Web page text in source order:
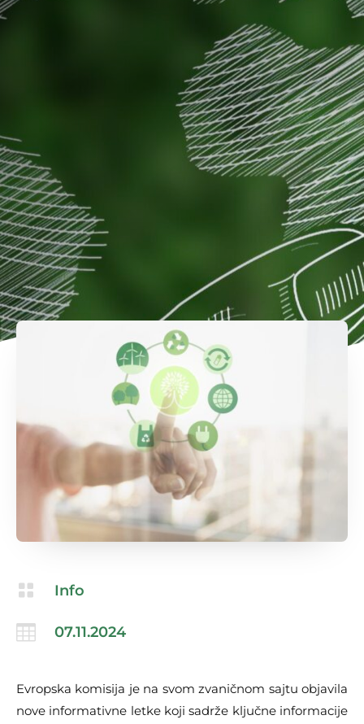
 Info
 07.11.2024
Evropska komisija je na svom zvaničnom sajtu objavila
nove informativne letke koji sadrže ključne informacije